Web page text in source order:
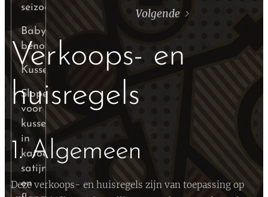
seizoenen
Baby/kinder
benodigdheden
Kussens
Slopen
voor
kussens
in
katoen,
satijn
en
Volgende
Verkoops- en
huisregels
1. Algemeen
Deze verkoops- en huisregels zijn van toepassing op